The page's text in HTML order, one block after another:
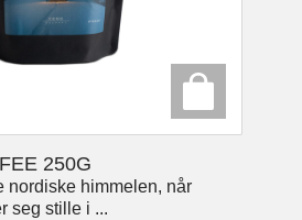
250G
nordiske himmelen, når
seg stille i ...